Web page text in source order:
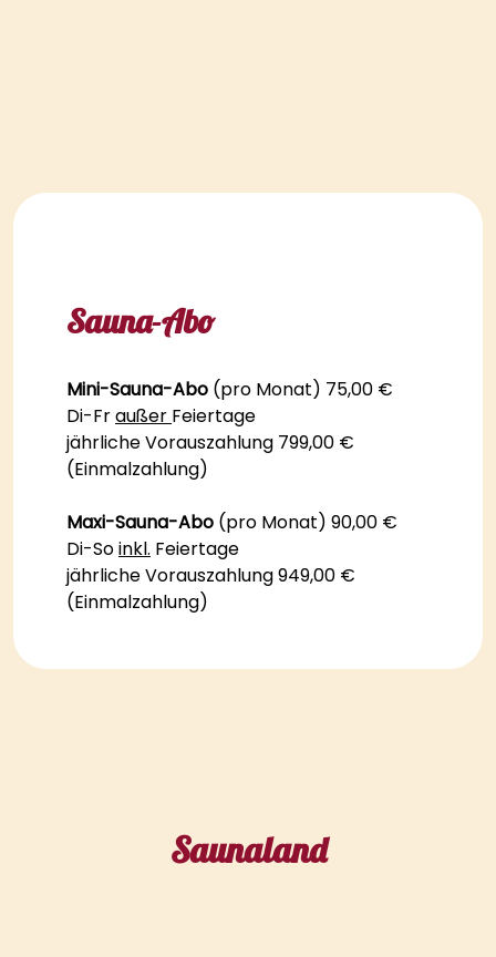
Sauna-Abo
Mini-Sauna-Abo (pro Monat) 75,00 €
Di-Fraußer Feiertage
jährliche Vorauszahlung 799,00 €
(Einmalzahlung)
Maxi-Sauna-Abo (pro Monat) 90,00 €
Di-Soinkl. Feiertage
jährliche Vorauszahlung 949,00 €
(Einmalzahlung)
Saunaland